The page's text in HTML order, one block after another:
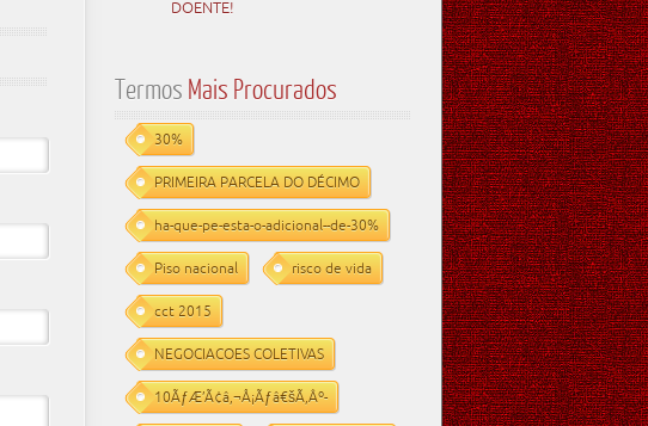
DOENTE!
Termos Mais Procurados
30%
PRIMEIRA PARCELA DO DÉCIMO
ha-que-pe-esta-o-adicional--de-30%
Piso nacional risco de vida
cct 2015
NEGOCIACOES COLETIVAS
10ÃƒÆ’Ã¢â‚¬Å¡Ãƒâ€šÃ‚Âº-